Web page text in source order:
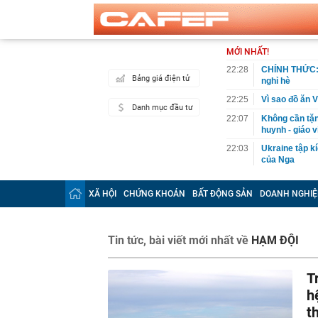
Bảng giá điện tử
Danh mục đầu tư
MỚI NHẤT!
22:28
CHÍNH
nghỉ hè
22:25
Vì sao đồ ăn
22:07
Không cần
huynh - giáo
22:03
Ukraine tập
của Nga
22:02
Nam NSND,
vợ thiếu tá
21:51
Một ô tô biển
21:37
Tổng thống
21:35
Du khách
21:20
Miền Bắc
4 món ăn
XÃ HỘI CHỨNG KHOÁN BẤT ĐỘNG SẢN DOANH
Tin tức, bài viết mới nhất về HẠM ĐỘI